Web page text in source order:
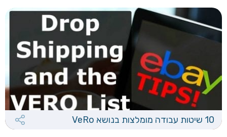
10 שיטות עבודה מומלצות בנושא VeRo